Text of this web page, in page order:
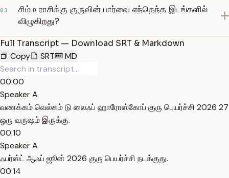
03
சிம்ம ராசிக்கு குருவின் பார்வை எந்தெந்த இடங்களில்
விழுகிறது?
Full Transcript — Download SRT & Markdown
Copy
SRT MD
00:00
Speaker A
வணக்கம் வெல்கம் டு லைஃப் ஹாரோஸ்கோப் குரு பெயர்ச்சி 2026 27
ஒரு வருஷம் இருக்கு.
00:10
Speaker A
ஃபர்ஸ்ட் ஆஃப் ஜூன் 2026 குரு பெயர்ச்சி நடக்குது.
00:14